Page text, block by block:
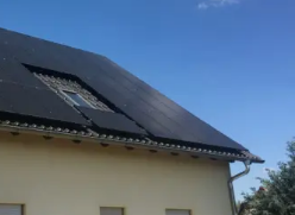
Satteldach eines